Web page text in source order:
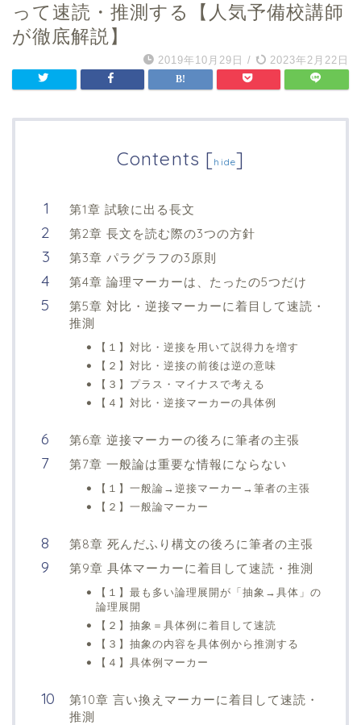
って速読・推測する【人気予備校講師
が徹底解説】
2019年10月29日 / 2023年2月22日
Contents [hide]
第1章 試験に出る長文
第2章 長文を読む際の3つの方針
第3章 パラグラフの3原則
第4章 論理マーカーは、たったの5つだけ
第5章 対比・逆接マーカーに着目して速読・
推測
【１】対比・逆接を用いて説得力を増す
【２】対比・逆接の前後は逆の意味
【３】プラス・マイナスで考える
【４】対比・逆接マーカーの具体例
第6章 逆接マーカーの後ろに筆者の主張
第7章 一般論は重要な情報にならない
【１】一般論→逆接マーカー→筆者の主張
【２】一般論マーカー
第8章 死んだふり構文の後ろに筆者の主張
第9章 具体マーカーに着目して速読・推測
【１】最も多い論理展開が「抽象→具体」の
論理展開
【２】抽象＝具体例に着目して速読
【３】抽象の内容を具体例から推測する
【４】具体例マーカー
第10章 言い換えマーカーに着目して速読・
推測